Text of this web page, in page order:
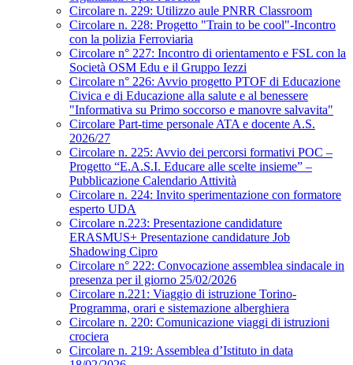
Circolare n. 229: Utilizzo aule PNRR Classroom
Circolare n. 228: Progetto "Train to be cool"-Incontro
con la polizia Ferroviaria
Circolare n° 227: Incontro di orientamento e FSL con la
Società OSM Edu e il Gruppo Iezzi
Circolare n° 226: Avvio progetto PTOF di Educazione
Civica e di Educazione alla salute e al benessere
"Informativa su Primo soccorso e manovre salvavita"
Circolare Part-time personale ATA e docente A.S.
2026/27
Circolare n. 225: Avvio dei percorsi formativi POC –
Progetto “E.A.S.I. Educare alle scelte insieme” –
Pubblicazione Calendario Attività
Circolare n. 224: Invito sperimentazione con formatore
esperto UDA
Circolare n.223: Presentazione candidature
ERASMUS+ Presentazione candidature Job
Shadowing Cipro
Circolare n° 222: Convocazione assemblea sindacale in
presenza per il giorno 25/02/2026
Circolare n.221: Viaggio di istruzione Torino-
Programma, orari e sistemazione alberghiera
Circolare n. 220: Comunicazione viaggi di istruzioni
crociera
Circolare n. 219: Assemblea d’Istituto in data